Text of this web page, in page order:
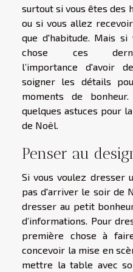
surtout si vous êtes des
ou si vous allez
que d'habitude. Mais si
chose ces
l’importance d'avoir
soigner les détails
moments de
quelques astuces pour
de Noël.
Penser au
Si vous voulez dresser
pas d'arriver le soir de
dresser au petit
d’informations. Pour
première chose à
concevoir la mise en
mettre la table avec